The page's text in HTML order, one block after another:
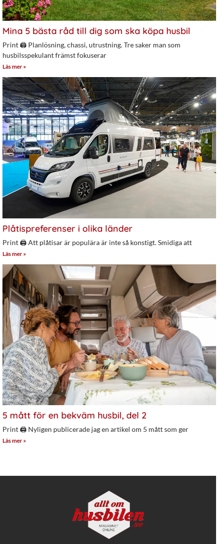
Mina 5 bästa råd till dig som ska köpa husbil
Print 🖨 Planlösning, chassi, utrustning. Tre saker man som
husbilsspekulant främst fokuserar
Läs mer »
Plåtispreferenser i olika länder
Print 🖨 Att plåtisar är populära är inte så konstigt. Smidiga att
Läs mer »
5 mått för en bekväm husbil, del 2
Print 🖨 Nyligen publicerade jag en artikel om 5 mått som ger
Läs mer »